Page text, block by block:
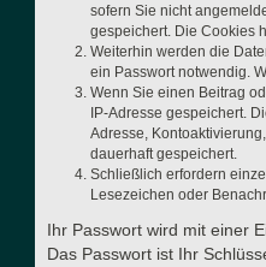
sofern Sie nicht
gespeichert. Die Cookies
Weiterhin werden die
ein Passwort notwendig.
Wenn Sie einen Beitrag
IP-Adresse gespeichert.
Adresse,
dauerhaft gespeichert.
Schließlich erfordern
Lesezeichen oder
Ihr Passwort wird mit einer
Das Passwort ist Ihr